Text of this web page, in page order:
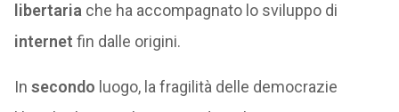
libertaria che ha accompagnato lo sviluppo di
internet fin dalle origini.
In secondo luogo, la fragilità delle democrazie